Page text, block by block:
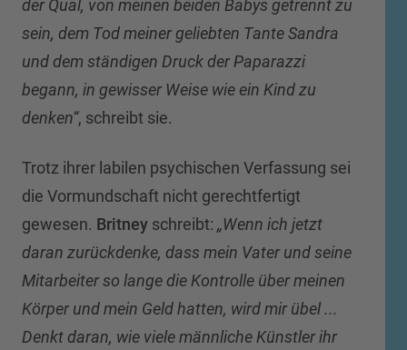
der Qual, von meinen beiden Babys getrennt zu
sein, dem Tod meiner geliebten Tante Sandra
und dem ständigen Druck der Paparazzi
begann, in gewisser Weise wie ein Kind zu
denken“, schreibt sie.
Trotz ihrer labilen psychischen Verfassung sei
die Vormundschaft nicht gerechtfertigt
gewesen. Britney schreibt: „Wenn ich jetzt
daran zurückdenke, dass mein Vater und seine
Mitarbeiter so lange die Kontrolle über meinen
Körper und mein Geld hatten, wird mir übel ...
Denkt daran, wie viele männliche Künstler ihr